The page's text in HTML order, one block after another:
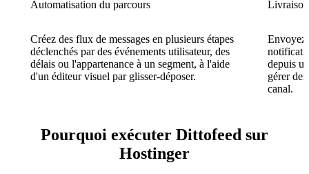
Automatisation du parcours
Créez des flux de messages en plusieurs étapes
déclenchés par des événements utilisateur, des
délais ou l'appartenance à un segment, à l'aide
d'un éditeur visuel par glisser-déposer.
Envoyez
depuis
gérer
canal.
Pourquoi exécuter Dittofeed sur
Hostinger